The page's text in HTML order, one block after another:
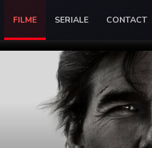
FILME SERIALE CONTACT